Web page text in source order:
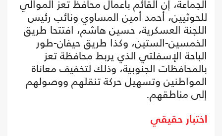
الجماعة، إن القائم بأعمال محافظ تعز الموالي
للحوثيين، أحمد أمين المساوي ونائب رئيس
اللجنة العسكرية، حسين هاشم، افتتحا طريق
الخمسين-الستين، وكذا طريق حيفان-طور
الباحة الإسفلتي الذي يربط محافظة تعز
بالمحافظات الجنوبية، وذلك لتخفيف معاناة
المواطنين وتسهيل حركة تنقلهم ووصولهم
إلى مناطقهم.
اختبار حقيقي